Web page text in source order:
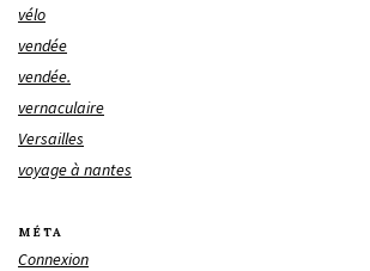
vélo
vendée
vendée.
vernaculaire
Versailles
voyage à nantes
MÉTA
Connexion